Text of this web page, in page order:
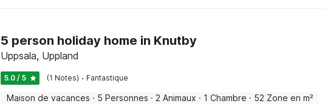
5 person holiday home in Knutby
Uppsala, Uppland
5.0 / 5 (1 Notes) · Fantastique
Maison de vacances · 5 Personnes · 2 Animaux · 1 Chambre · 52 Zone en m²